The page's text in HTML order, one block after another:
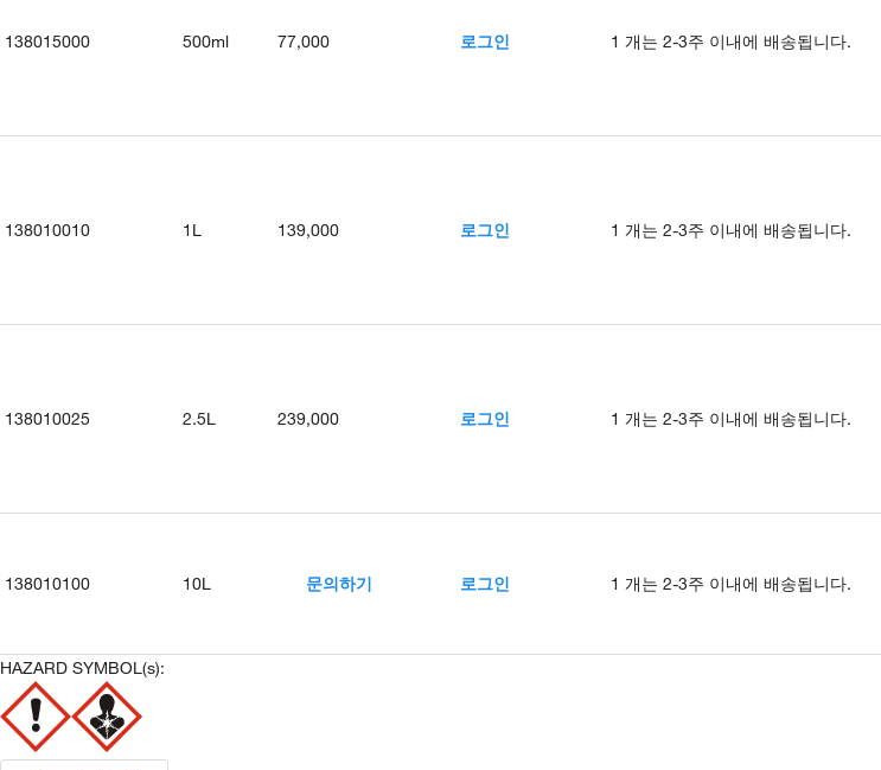
138015000 500ml 77,000 로그인 1 개는 2-3주 이내에 배송됩니다.
138010010 1L 139,000 로그인 1 개는 2-3주 이내에 배송됩니다.
138010025 2.5L 239,000 로그인 1 개는 2-3주 이내에 배송됩니다.
138010100 10L 문의하기 로그인 1 개는 2-3주 이내에 배송됩니다.
HAZARD SYMBOL(s):